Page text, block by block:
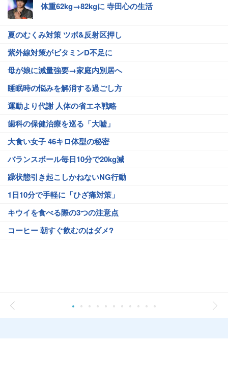
体重62kg→82kgに 寺田心の生活
夏のむくみ対策 ツボ&反射区押し
紫外線対策がビタミンD不足に
母が娘に減量強要→家庭内別居へ
睡眠時の悩みを解消する過ごし方
運動より代謝 人体の省エネ戦略
歯科の保健治療を巡る「大嘘」
大食い女子 46キロ体型の秘密
バランスボール毎日10分で20kg減
躁状態引き起こしかねないNG行動
1日10分で手軽に「ひざ痛対策」
キウイを食べる際の3つの注意点
コーヒー 朝すぐ飲むのはダメ?